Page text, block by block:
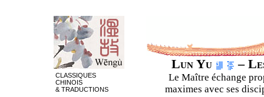
Lun Yu –
Le Maître échange
maximes avec ses
CLASSIQUES
CHINOIS
& TRADUCTIONS